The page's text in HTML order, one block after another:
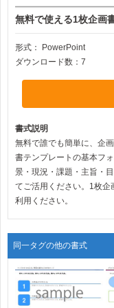
無料で使える1枚企画
形式：
PowerPoint
ダウンロード数：7
書式説明
無料で誰でも簡単に、企
書テンプレートの基本フ
景・現況・課題・主旨・
てご活用ください。1枚
利用ください。
同一タグの他の書式